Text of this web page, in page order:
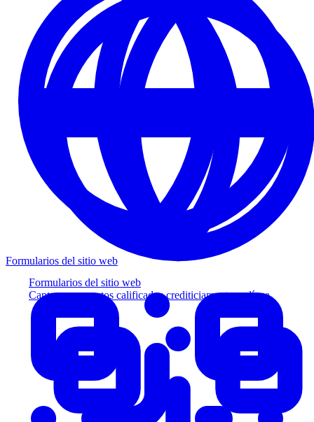
Formularios del sitio web
Capture prospectos calificados crediticiamente en línea
Formularios del sitio web